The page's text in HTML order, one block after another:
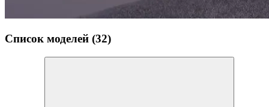
Список моделей (32)